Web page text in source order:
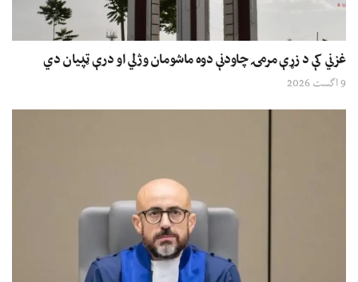
غزني کې د زړې مرمۍ چاودنې دوه ماشومان وژلي او درې ټپیان دي
9 اگست 2026